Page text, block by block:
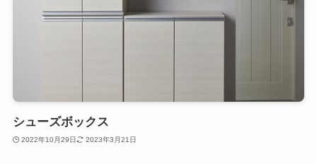
シューズボックス
2022年10月29日 2023年3月21日